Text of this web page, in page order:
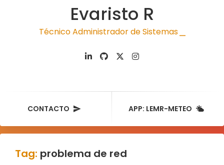
Evaristo R
Técnico Administrador de Sistemas |
CONTACTO APP: LEMR-METEO
Tag: problema de red